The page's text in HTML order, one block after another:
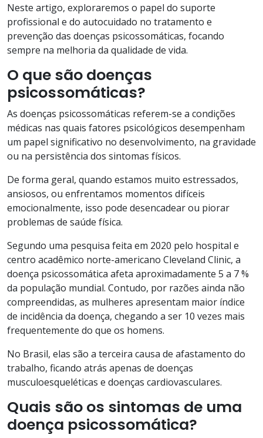
Neste artigo, exploraremos o papel do suporte
profissional e do autocuidado no tratamento e
prevenção das doenças psicossomáticas, focando
sempre na melhoria da qualidade de vida.
O que são doenças
psicossomáticas?
As doenças psicossomáticas referem-se a condições
médicas nas quais fatores psicológicos desempenham
um papel significativo no desenvolvimento, na gravidade
ou na persistência dos sintomas físicos.
De forma geral, quando estamos muito estressados,
ansiosos, ou enfrentamos momentos difíceis
emocionalmente, isso pode desencadear ou piorar
problemas de saúde física.
Segundo uma pesquisa feita em 2020 pelo hospital e
centro acadêmico norte-americano Cleveland Clinic, a
doença psicossomática afeta aproximadamente 5 a 7 %
da população mundial. Contudo, por razões ainda não
compreendidas, as mulheres apresentam maior índice
de incidência da doença, chegando a ser 10 vezes mais
frequentemente do que os homens.
No Brasil, elas são a terceira causa de afastamento do
trabalho, ficando atrás apenas de doenças
musculoesqueléticas e doenças cardiovasculares.
Quais são os sintomas de uma
doença psicossomática?